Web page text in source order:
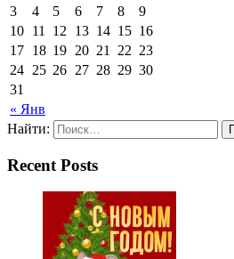
« Янв
3
4 5 6 7 8
9
10 11 12 13 14 15 16
17 18 19 20 21 22 23
24 25 26 27 28 29 30
31
Найти:
Recent Posts